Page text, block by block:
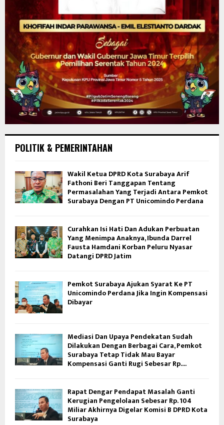
POLITIK & PEMERINTAHAN
Wakil Ketua DPRD Kota Surabaya Arif
Fathoni Beri Tanggapan Tentang
Permasalahan Yang Terjadi Antara Pemkot
Surabaya Dengan PT Unicomindo Perdana
Curahkan Isi Hati Dan Adukan Perbuatan
Yang Menimpa Anaknya, Ibunda Darrel
Fausta Hamdani Korban Peluru Nyasar
Datangi DPRD Jatim
Pemkot Surabaya Ajukan Syarat Ke PT
Unicomindo Perdana Jika Ingin Kompensasi
Dibayar
Mediasi Dan Upaya Pendekatan Sudah
Dilakukan Dengan Berbagai Cara, Pemkot
Surabaya Tetap Tidak Mau Bayar
Kompensasi Ganti Rugi Sebesar Rp....
Rapat Dengar Pendapat Masalah Ganti
Kerugian Pengelolaan Sebesar Rp. 104
Miliar Akhirnya Digelar Komisi B DPRD Kota
Surabaya